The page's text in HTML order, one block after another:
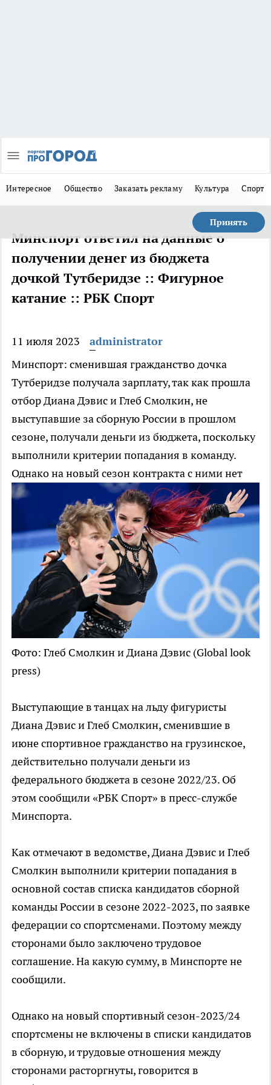
Интересное Общество Заказать рекламу Культура Спорт
Принять
Минспорт ответил на данные о
получении денег из бюджета
дочкой Тутберидзе :: Фигурное
катание :: РБК Спорт
11 июля 2023
administrator
Минспорт: сменившая гражданство дочка
Тутберидзе получала зарплату, так как прошла
отборДиана Дэвис и Глеб Смолкин, не
выступавшие за сборную России в прошлом
сезоне, получали деньги из бюджета, поскольку
выполнили критерии попадания в команду.
Однако на новый сезон контракта с ними нет
Фото: Глеб Смолкин и Диана Дэвис (Global look
press)
Выступающие в танцах на льду фигуристы
Диана Дэвис и Глеб Смолкин, сменившие в
июне спортивное гражданство на грузинское,
действительно получали деньги из
федерального бюджета в сезоне 2022/23. Об
этом сообщили «РБК Спорт» в пресс-службе
Минспорта.
Как отмечают в ведомстве, Диана Дэвис и Глеб
Смолкин выполнили критерии попадания в
основной состав списка кандидатов сборной
команды России в сезоне 2022-2023, по заявке
федерации со спортсменами. Поэтому между
сторонами было заключено трудовое
соглашение. На какую сумму, в Минспорте не
сообщили.
Однако на новый спортивный сезон-2023/24
спортсмены не включены в списки кандидатов
в сборную, и трудовые отношения между
сторонами расторгнуты, говорится в